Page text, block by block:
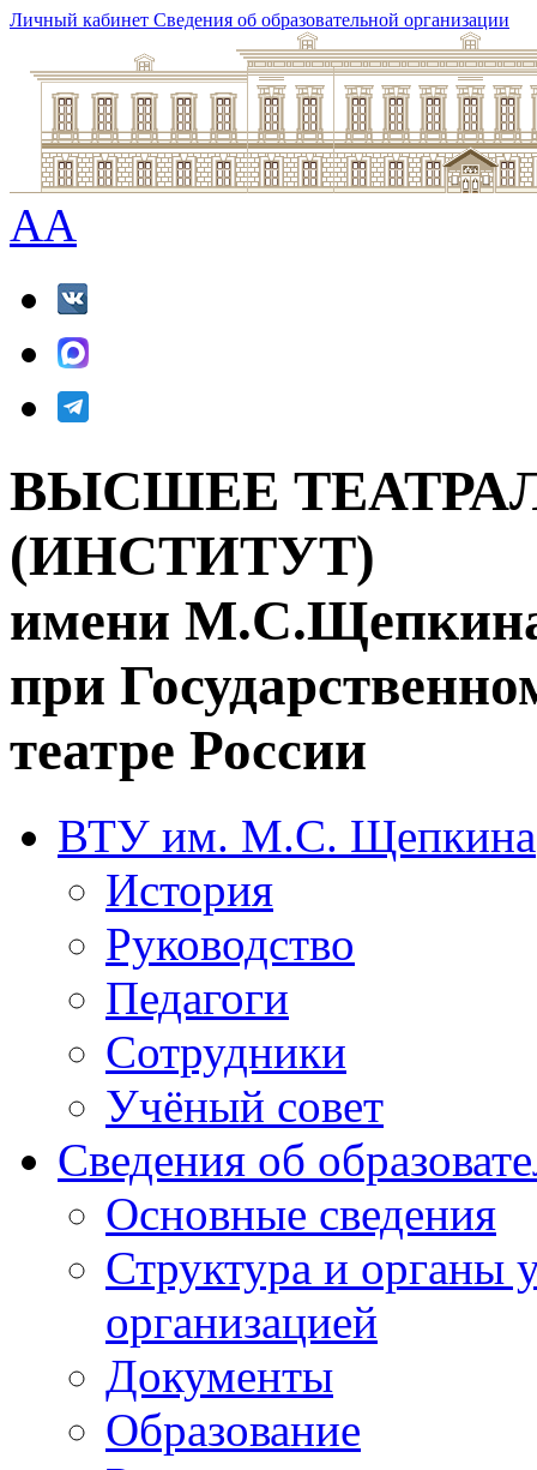
Личный кабинет Сведения об образовательной организации
AA
ВЫСШЕЕ
(ИНСТИТУТ)
имени
при
театре России
ВТУ им. М.С. Щепкина
История
Руководство
Педагоги
Сотрудники
Учёный совет
Сведения об
Основные сведения
Структура и органы
организацией
Документы
Образование